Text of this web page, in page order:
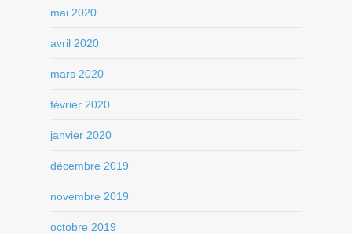
mai 2020
avril 2020
mars 2020
février 2020
janvier 2020
décembre 2019
novembre 2019
octobre 2019